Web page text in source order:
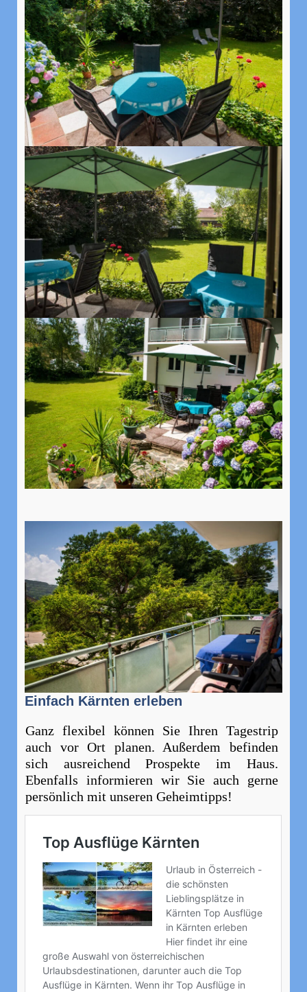
Einfach Kärnten erleben
Ganz flexibel können Sie Ihren Tagestrip
auch vor Ort planen. Außerdem befinden
sich ausreichend Prospekte im Haus.
Ebenfalls informieren wir Sie auch gerne
persönlich mit unseren Geheimtipps!